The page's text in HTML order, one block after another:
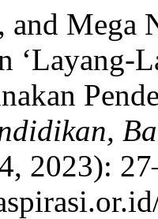
Mega
‘Layang-
2023):